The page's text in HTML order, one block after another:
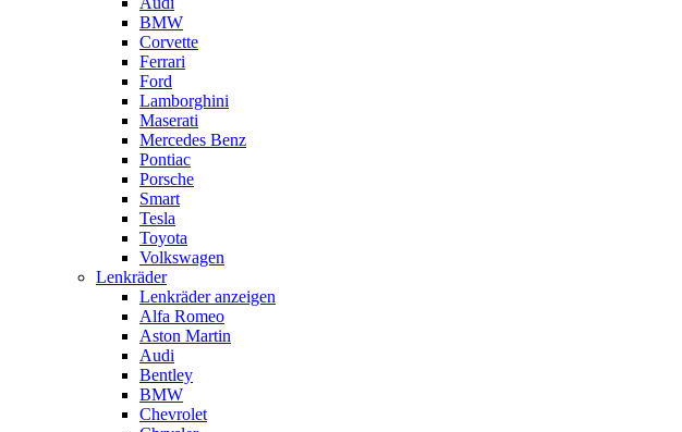
BMW
Corvette
Ferrari
Ford
Lamborghini
Maserati
Mercedes Benz
Pontiac
Porsche
Smart
Tesla
Toyota
Volkswagen
Lenkräder
Lenkräder anzeigen
Alfa Romeo
Aston Martin
Audi
Bentley
BMW
Chevrolet